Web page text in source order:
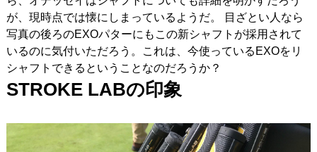
が、現時点では懐にしまっているようだ。 目ざとい人なら
写真の後ろのEXOパターにもこの新シャフトが採用されて
いるのに気付いただろう。これは、今使っているEXOをリ
シャフトできるということなのだろうか？
STROKE LABの印象